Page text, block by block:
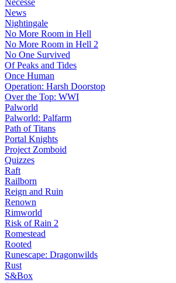
Necesse
News
Nightingale
No More Room in Hell
No More Room in Hell 2
No One Survived
Of Peaks and Tides
Once Human
Operation: Harsh Doorstop
Over the Top: WWI
Palworld
Palworld: Palfarm
Path of Titans
Portal Knights
Project Zomboid
Quizzes
Raft
Railborn
Reign and Ruin
Renown
Rimworld
Risk of Rain 2
Romestead
Rooted
Runescape: Dragonwilds
Rust
S&Box